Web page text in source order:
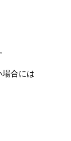
場合には